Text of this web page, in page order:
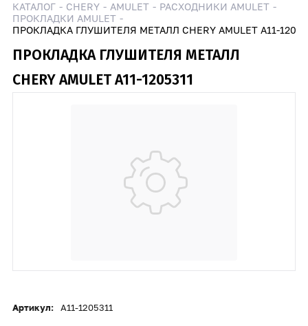
КАТАЛОГ CHERY AMULET
РАСХОДНИКИ AMULET
ПРОКЛАДКИ AMULET
ПРОКЛАДКА ГЛУШИТЕЛЯ МЕТАЛЛ CHERY AMULET A11-
ПРОКЛАДКА ГЛУШИТЕЛЯ МЕТАЛЛ
CHERY AMULET A11-1205311
Артикул: A11-1205311